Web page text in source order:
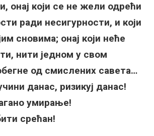
онај који се не жели одрећи
ради несигурности, и који
сновима; онај који неће
нити једном у свом
од смислених савета…
данас, ризикуј данас!
умирање!
срећан!